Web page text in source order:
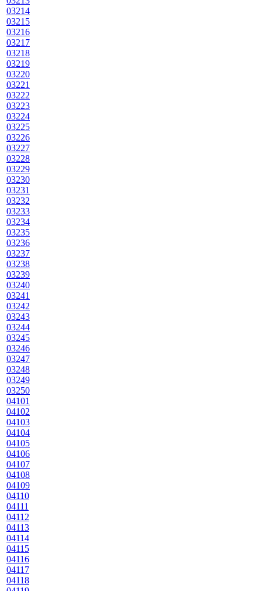
03214
03215
03216
03217
03218
03219
03220
03221
03222
03223
03224
03225
03226
03227
03228
03229
03230
03231
03232
03233
03234
03235
03236
03237
03238
03239
03240
03241
03242
03243
03244
03245
03246
03247
03248
03249
03250
04101
04102
04103
04104
04105
04106
04107
04108
04109
04110
04111
04112
04113
04114
04115
04116
04117
04118